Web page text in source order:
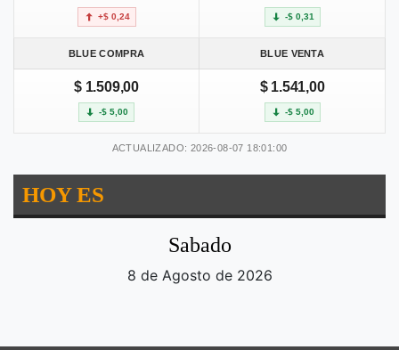
+$ 0,24 -$ 0,31
BLUE COMPRA BLUE VENTA
$ 1.509,00
-$ 5,00
$ 1.541,00
-$ 5,00
ACTUALIZADO: 2026-08-07 18:01:00
HOY ES
Sabado
8 de Agosto de 2026